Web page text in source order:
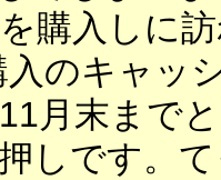
購入しに
のキャッ
月末まで
しです。